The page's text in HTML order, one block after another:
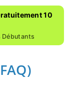
10
Débutants